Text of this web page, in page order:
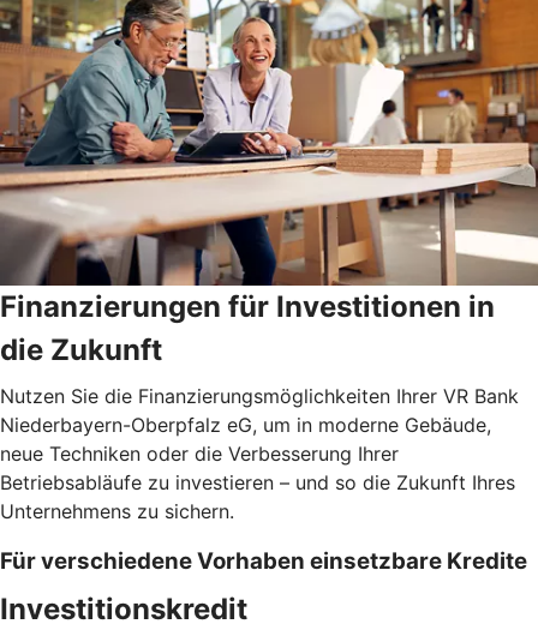
Finanzierungen für Investitionen in
die Zukunft
Nutzen Sie die Finanzierungsmöglichkeiten Ihrer VR Bank
Niederbayern-Oberpfalz eG, um in moderne Gebäude,
neue Techniken oder die Verbesserung Ihrer
Betriebsabläufe zu investieren – und so die Zukunft Ihres
Unternehmens zu sichern.
Für verschiedene Vorhaben einsetzbare Kredite
Investitionskredit